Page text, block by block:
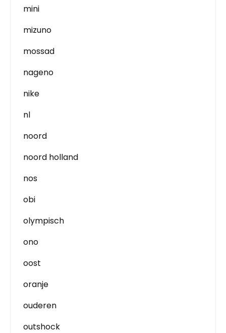
mini
mizuno
mossad
nageno
nike
nl
noord
noord holland
nos
obi
olympisch
ono
oost
oranje
ouderen
outshock